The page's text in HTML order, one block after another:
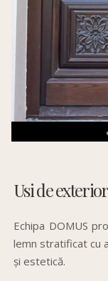
Usi de
Echipa DOMUS
lemn stratificat cu
și estetică.